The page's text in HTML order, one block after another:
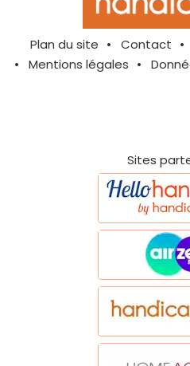
Plan du site Contact
Mentions légales
Sites